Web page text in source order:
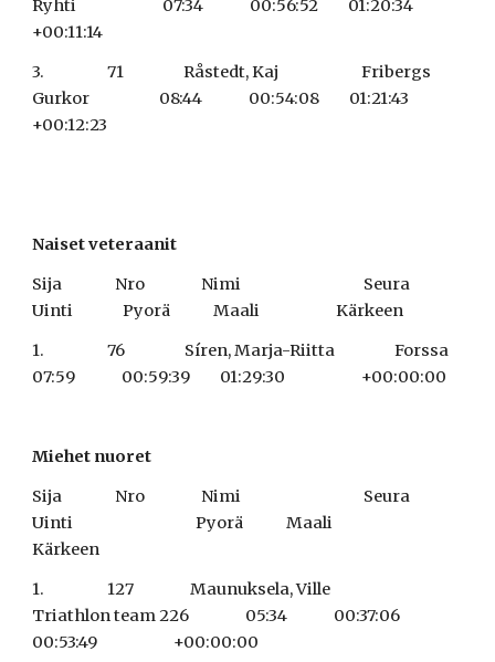
Ryhti                          07:34              00:56:52         01:20:34
+00:11:14
3.                   71                  Råstedt, Kaj                         Fribergs
Gurkor                     08:44              00:54:08         01:21:43
+00:12:23
Naiset veteraanit
Sija                Nro                 Nimi                                     Seura
Uinti               Pyorä             Maali                       Kärkeen
1.                   76                  Síren, Marja-Riitta                  Forssa
07:59              00:59:39         01:29:30                       +00:00:00
Miehet nuoret
Sija                Nro                 Nimi                                     Seura
Uinti                                     Pyorä             Maali
Kärkeen
1.                   127                 Maunuksela, Ville
Triathlon team 226                 05:34              00:37:06
00:53:49                       +00:00:00